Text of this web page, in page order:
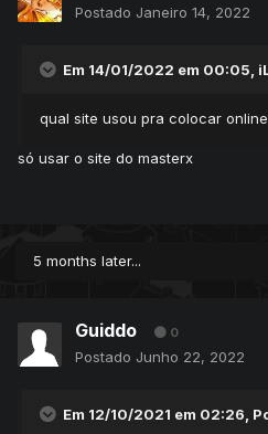
Download Pelo Mega
Download Pelo MediaFire
_Base.rar/file
Download Pelo Drive Google
Postado Janeiro 14, 2022
Em 14/01/2022 em 00:05,
qual site usou pra colocar
só usar o site do masterx
5 months later...
Guiddo 0
Postado Junho 22, 2022
Em 12/10/2021 em 02:26,